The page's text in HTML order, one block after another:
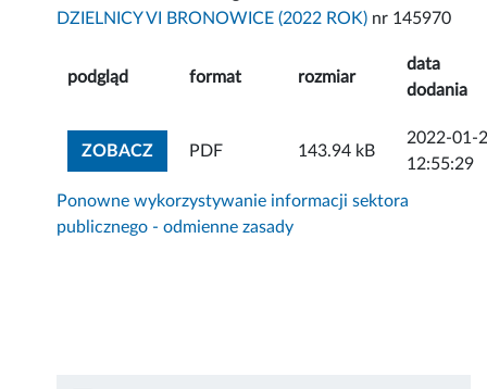
DZIELNICY VI BRONOWICE (2022 ROK) nr 145970
podgląd format rozmiar
data
dodania
ZOBACZZOBACZ ZAŁĄCZNIK
PDF 143.94 kB
2022-01-
12:55:29
Ponowne wykorzystywanie informacji sektora
publicznego - odmienne zasady